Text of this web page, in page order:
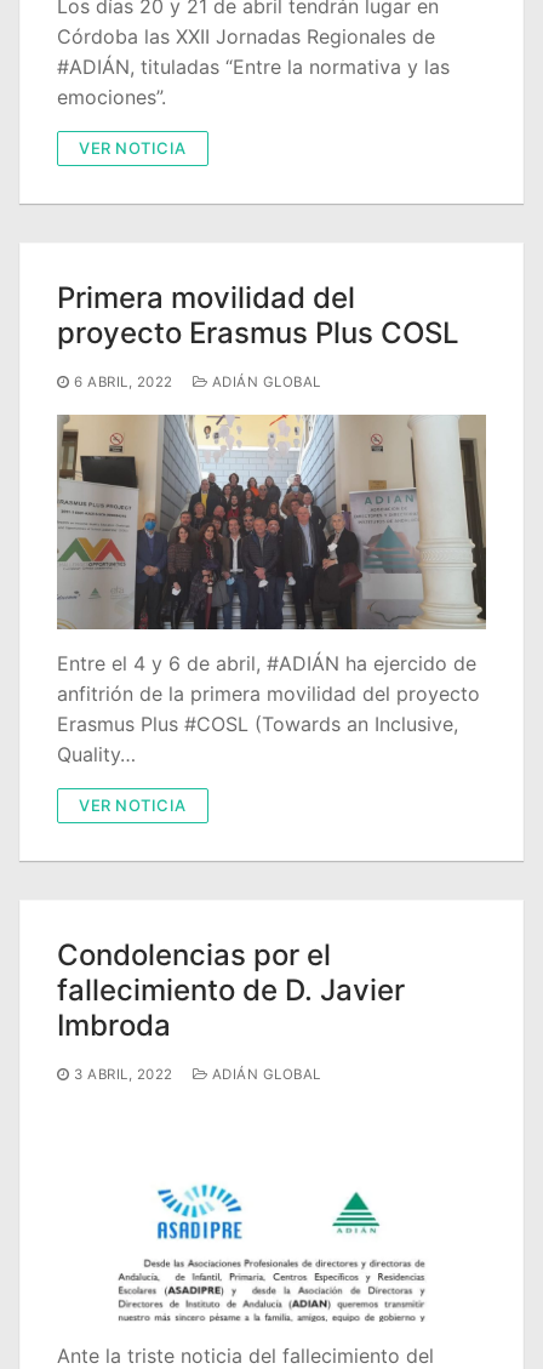
Los días 20 y 21 de abril tendrán lugar en
Córdoba las XXII Jornadas Regionales de
#ADIÁN, tituladas “Entre la normativa y las
emociones”.
VER NOTICIA
Primera movilidad del
proyecto Erasmus Plus COSL
6 ABRIL, 2022 ADIÁN GLOBAL
Entre el 4 y 6 de abril, #ADIÁN ha ejercido de
anfitrión de la primera movilidad del proyecto
Erasmus Plus #COSL (Towards an Inclusive,
Quality…
VER NOTICIA
Condolencias por el
fallecimiento de D. Javier
Imbroda
3 ABRIL, 2022 ADIÁN GLOBAL
Ante la triste noticia del fallecimiento del